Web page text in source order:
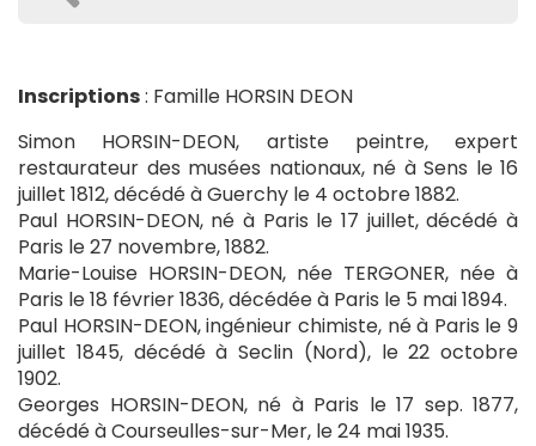
Inscriptions: Famille HORSIN DEON
Simon HORSIN-DEON, artiste peintre, expert
restaurateur des musées nationaux, né à Sens le 16
juillet 1812, décédé à Guerchy le 4 octobre 1882.
Paul HORSIN-DEON, né à Paris le 17 juillet, décédé à
Paris le 27 novembre, 1882.
Marie-Louise HORSIN-DEON, née TERGONER, née à
Paris le 18 février 1836, décédée à Paris le 5 mai 1894.
Paul HORSIN-DEON, ingénieur chimiste, né à Paris le 9
juillet 1845, décédé à Seclin (Nord), le 22 octobre
1902.
Georges HORSIN-DEON, né à Paris le 17 sep. 1877,
décédé à Courseulles-sur-Mer, le 24 mai 1935.